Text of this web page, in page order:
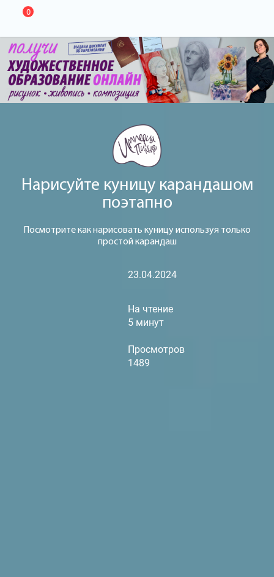
0
Нарисуйте куницу карандашом
поэтапно
Посмотрите как нарисовать куницу используя только
простой карандаш
23.04.2024
На чтение
5 минут
Просмотров
1489